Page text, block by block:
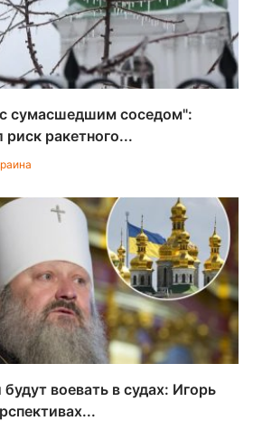
сумасшедшим соседом":
риск ракетного...
воевать в судах: Игорь